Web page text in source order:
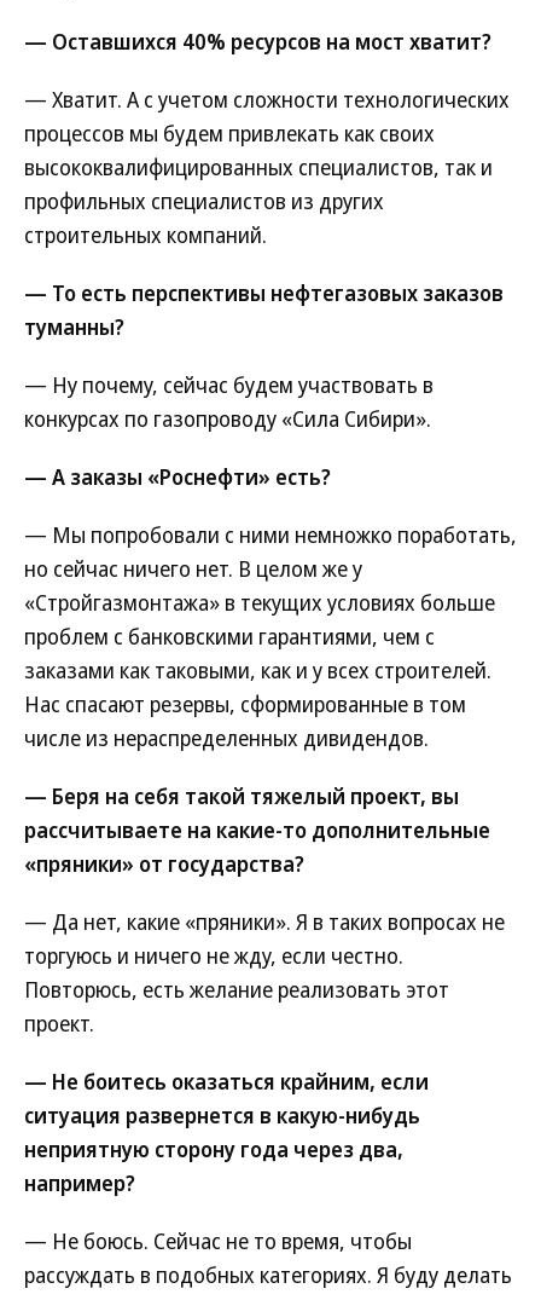
— Оставшихся 40% ресурсов на мост хватит?
— Хватит. А с учетом сложности технологических
процессов мы будем привлекать как своих
высококвалифицированных специалистов, так и
профильных специалистов из других
строительных компаний.
— То есть перспективы нефтегазовых заказов
туманны?
— Ну почему, сейчас будем участвовать в
конкурсах по газопроводу «Сила Сибири».
— А заказы «Роснефти» есть?
— Мы попробовали с ними немножко поработать,
но сейчас ничего нет. В целом же у
«Стройгазмонтажа» в текущих условиях больше
проблем с банковскими гарантиями, чем с
заказами как таковыми, как и у всех строителей.
Нас спасают резервы, сформированные в том
числе из нераспределенных дивидендов.
— Беря на себя такой тяжелый проект, вы
рассчитываете на какие-то дополнительные
«пряники» от государства?
— Да нет, какие «пряники». Я в таких вопросах не
торгуюсь и ничего не жду, если честно.
Повторюсь, есть желание реализовать этот
проект.
— Не боитесь оказаться крайним, если
ситуация развернется в какую-нибудь
неприятную сторону года через два,
например?
— Не боюсь. Сейчас не то время, чтобы
рассуждать в подобных категориях. Я буду делать